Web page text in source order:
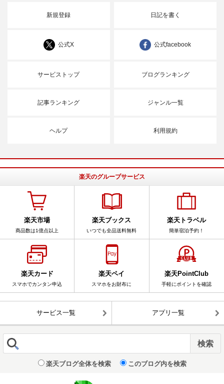
新規登録 日記を書く
公式X 公式facebook
サービストップ ブログランキング
記事ランキング ジャンル一覧
ヘルプ 利用規約
楽天のグループサービス
楽天市場
商品数は1億点以上
楽天ブックス
いつでも全品送料無料
楽天トラベル
簡単宿泊予約！
楽天カード
スマホでカンタン申込
楽天ペイ
スマホをお財布に
楽天PointClub
手軽にポイントを確認
サービス一覧 アプリ一覧
楽天ブログ全体を検索 このブログ内を検索